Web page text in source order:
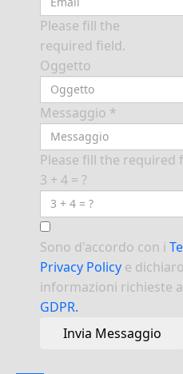
Please fill the
required field.
Oggetto
Messaggio *
Please fill the required
3 + 4 = ?
Sono d'accordo con i
Privacy Policy e
informazioni richieste
GDPR.
Invia Messaggio